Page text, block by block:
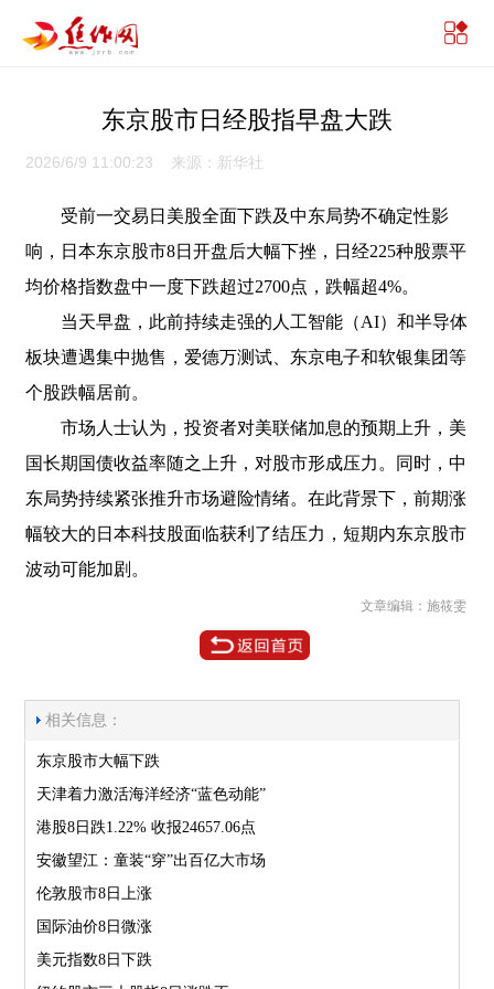
东京股市日经股指早盘大跌
2026/6/9 11:00:23 来源：新华社
受前一交易日美股全面下跌及中东局势不确定性影
响，日本东京股市8日开盘后大幅下挫，日经225种股票平
均价格指数盘中一度下跌超过2700点，跌幅超4%。
当天早盘，此前持续走强的人工智能（AI）和半导体
板块遭遇集中抛售，爱德万测试、东京电子和软银集团等
个股跌幅居前。
市场人士认为，投资者对美联储加息的预期上升，美
国长期国债收益率随之上升，对股市形成压力。同时，中
东局势持续紧张推升市场避险情绪。在此背景下，前期涨
幅较大的日本科技股面临获利了结压力，短期内东京股市
波动可能加剧。
文章编辑：施筱雯
相关信息：
东京股市大幅下跌
天津着力激活海洋经济“蓝色动能”
港股8日跌1.22% 收报24657.06点
安徽望江：童装“穿”出百亿大市场
伦敦股市8日上涨
国际油价8日微涨
美元指数8日下跌